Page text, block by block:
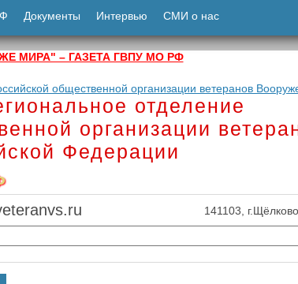
МИРА" – ГАЗЕТА ГВПУ МО РФ
отделение
организации
Федерации
141103,
Документы Интервью СМИ о нас